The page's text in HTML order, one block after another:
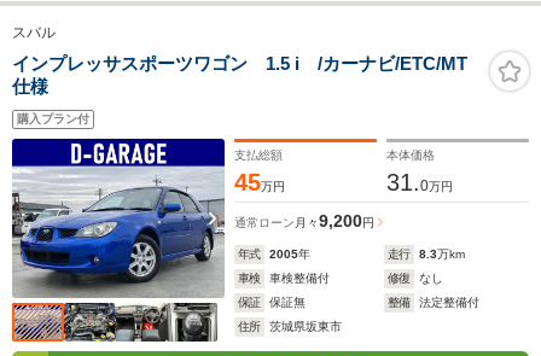
スバル
インプレッサスポーツワゴン 1.5 i /カーナビ/ETC/MT
仕様
購入プラン付
支払総額
45万円
本体価格
31.0万円
通常ローン 月々9,200円
年式 2005年 走行 8.3万km
車検
車検整備付 修復
なし
保証
保証無 整備
法定整備付
住所
茨城県坂東市